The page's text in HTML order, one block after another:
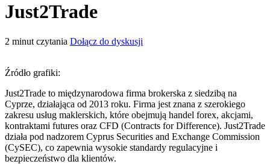
Just2Trade
2 minut czytania Dołącz do dyskusji
Źródło grafiki:
Just2Trade to międzynarodowa firma brokerska z siedzibą na
Cyprze, działająca od 2013 roku. Firma jest znana z szerokiego
zakresu usług maklerskich, które obejmują handel forex, akcjami,
kontraktami futures oraz CFD (Contracts for Difference). Just2Trade
działa pod nadzorem Cyprus Securities and Exchange Commission
(CySEC), co zapewnia wysokie standardy regulacyjne i
bezpieczeństwo dla klientów.